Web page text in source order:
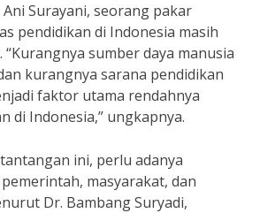
Surayani, seorang pakar
pendidikan di Indonesia masih
sumber daya manusia
kurangnya sarana pendidikan
faktor utama rendahnya
di Indonesia,” ungkapnya.
ini, perlu adanya
masyarakat, dan
Dr. Bambang Suryadi,